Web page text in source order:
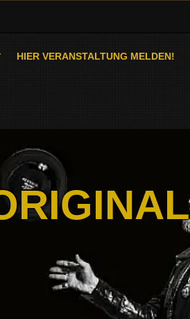
HIER VERANSTALTUNG MELDEN!